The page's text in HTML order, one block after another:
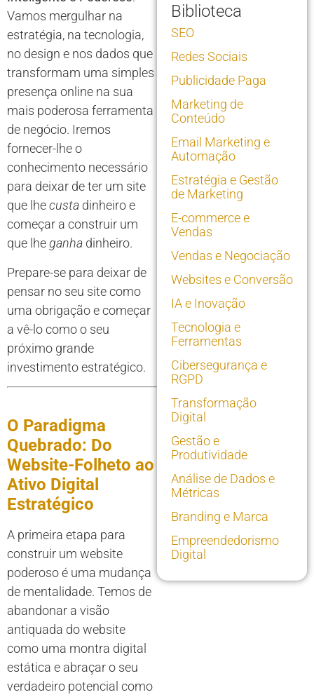
Vamos mergulhar na
estratégia, na tecnologia,
no design e nos dados que
transformam uma simples
presença online na sua
mais poderosa ferramenta
de negócio. Iremos
fornecer-lhe o
conhecimento necessário
para deixar de ter um site
que lhecusta dinheiro e
começar a construir um
que lheganha dinheiro.
Prepare-se para deixar de
pensar no seu site como
uma obrigação e começar
a vê-lo como o seu
próximo grande
investimento estratégico.
O Paradigma
Quebrado: Do
Website-Folheto ao
Ativo Digital
Estratégico
A primeira etapa para
construir um website
poderoso é uma mudança
de mentalidade. Temos de
abandonar a visão
antiquada do website
como uma montra digital
estática e abraçar o seu
verdadeiro potencial como
Biblioteca
SEO
Redes Sociais
Publicidade Paga
Marketing de
Conteúdo
Email Marketing e
Automação
Estratégia e Gestão
de Marketing
E-commerce e
Vendas
Vendas e Negociação
Websites e Conversão
IA e Inovação
Tecnologia e
Ferramentas
Cibersegurança e
RGPD
Transformação
Digital
Gestão e
Produtividade
Análise de Dados e
Métricas
Branding e Marca
Empreendedorismo
Digital